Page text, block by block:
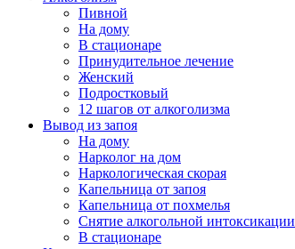
Пивной
На дому
В стационаре
Принудительное лечение
Женский
Подростковый
12 шагов от алкоголизма
Вывод из запоя
На дому
Нарколог на дом
Наркологическая скорая
Капельница от запоя
Капельница от похмелья
Снятие алкогольной интоксикации
В стационаре